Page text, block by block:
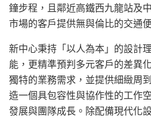
鐘步程，且鄰近高鐵西九龍站及
市場的客戶提供無與倫比的交通
新中心秉持「以人為本」的設計
能，更精準預判多元客戶的差異
獨特的業務需求，並提供細緻周
造一個具包容性與協作性的工作
發展與團隊成長。除配備現代化